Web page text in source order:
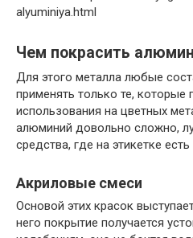
alyuminiya.html
Чем покрасить
Для этого металла любые
применять только те, которые
использования на цветных
алюминий довольно сложно,
средства, где на этикетке
Акриловые смеси
Основой этих красок
него покрытие получается